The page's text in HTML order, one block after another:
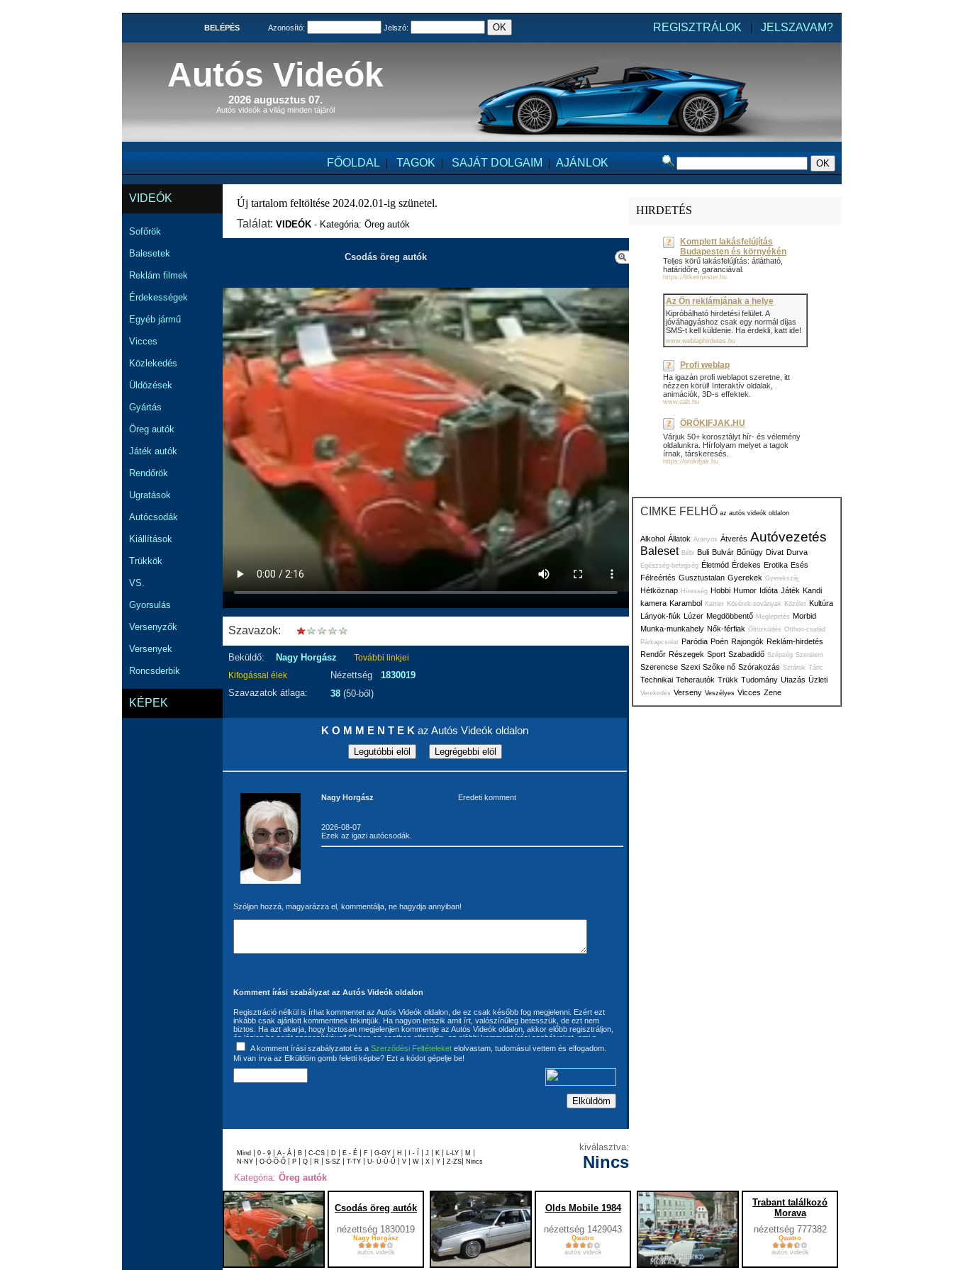
BELÉPÉS Azonosító: Jelszó: REGISZTRÁLOK | JELSZAVAM?
Autós Videók
2026 augusztus 07.
Autós videók a világ minden tájáról
FŐOLDAL | TAGOK | SAJÁT DOLGAIM | AJÁNLOK
VIDEÓK
Sofőrök
Balesetek
Reklám filmek
Érdekességek
Egyéb jármű
Vicces
Közlekedés
Üldözések
Gyártás
Öreg autók
Játék autók
Rendőrök
Ugratások
Autócsodák
Kiállítások
Trükkök
VS.
Gyorsulás
Versenyzők
Versenyek
Roncsderbik
KÉPEK
HIRDETÉS
Komplett lakásfelújítás
Budapesten és környékén
Teljes körű lakásfelújítás: átlátható,
határidőre, garanciával.
https://litkeimester.hu
Az Ön reklámjának a helye
Kipróbálható hirdetési felület. A
jóváhagyáshoz csak egy normál díjas
SMS-t kell küldenie. Ha érdekli, katt ide!
www.weblaphirdetes.hu
Profi weblap
Ha igazán profi weblapot szeretne, itt
nézzen körül! Interaktív oldalak,
animációk, 3D-s effektek.
www.oab.hu
ÖRÖKIFJAK.HU
Várjuk 50+ korosztályt hír- és vélemény
oldalunkra. Hírfolyam melyet a tagok
írnak, társkeresés.
https://orokifjak.hu
CIMKE FELHŐ az autós videók oldalon
Alkohol Állatok Aranyos Átverés Autóvezetés
Baleset Bébi Buli Bulvár Bűnügy Divat Durva
Egészség-betegség Életmód Érdekes Erotika Esés
Félreértés Gusztustalan Gyerekek Gyerekszáj
Hétköznap Híresség Hobbi Humor Idióta Játék Kandi
kamera Karambol Karrier Kövérek-soványak Közélet Kultúra
Lányok-fiúk Lúzer Megdöbbentő Meglepetés Morbid
Munka-munkahely Nők-férfiak Öltözködés Otthon-család
Párkapcsolat Paródia Poén Rajongók Reklám-hirdetés
Rendőr Részegek Sport Szabadidő Szépség Szerelem
Szerencse Szexi Szőke nő Szórakozás Sztárok Tánc
Technikai Teherautók Trükk Tudomány Utazás Üzleti
Verekedés Verseny Veszélyes Vicces Zene
Új tartalom feltöltése 2024.02.01-ig szünetel.
Találat: VIDEÓK - Kategória: Öreg autók
Csodás öreg autók
Szavazok:
Beküldő: Nagy Horgász
További linkjei
Kifogással élek
Nézettség
1830019
Szavazatok átlaga:
38 (50-ből)
K O M M E N T E K az Autós Videók oldalon
Nagy Horgász Eredeti komment
2026-08-07
Ezek az igazi autócsodák.
Szóljon hozzá, magyarázza el, kommentálja, ne hagydja annyiban!
Komment írási szabályzat az Autós Videók oldalon
Regisztráció nélkül is írhat kommentet az Autós Videók oldalon, de ez csak később fog megjelenni. Ezért ezt
inkább csak ajánlott kommentnek tekintjük. Ha nagyon tetszik amit írt, valószínűleg betesszük, de ezt nem
biztos. Ha azt akarja, hogy biztosan megjelenjen kommentje az Autós Videók oldalon, akkor előbb regisztráljon,
és lépjen be saját azonosítójával! Ebben az esetben elfogadja, az alábbi komment írási szabályokat, ami a
következő: A komment írója kijelenti, hogy kommentjébe nem használ megbotránkoztató kijelentéseket. A
felhasználó szavatol azért, hogy az általa írt kommentek harmadik személynek a szerzői és szomszédos
jogok jogvédelem alá eső jogait nem sértik, továbbá szavatol azért is, hogy az általa írt kommentek
felhasználási jogokkal rendelkezik. A szerzői és szomszédos jogok megsértéséből eredő valamennyi
kötelezettség kizárólag a komment íróját terhelik. A komment írója kijelenti, hogy ismeri és magára nézve
kötelezőnek tartja az Autós Videók oldalon található Általános szerződési feltételeket. Az üzemeltetőnek joga
van a bejegyzések módosítására és törlésére is. Ehhez a komment írójának előzetes hozzájárulása nem
szükséges. A komment írója hozzájárul ahhoz, hogy az általa írt kommentek tartalmát az oldal üzemeltetője
megváltoztatására, illetve teljes törlésére.
A komment írási szabályzatot és a Szerződési Feltételeket elolvastam, tudomásul vettem és elfogadom.
Mi van írva az Elküldöm gomb feletti képbe? Ezt a kódot gépelje be!
Mind | 0 - 9 | A - Á | B | C-CS | D | E - É | F | G-GY | H | I - Í | J | K | L-LY | M |
N-NY | O-Ó-Ö-Ő | P | Q | R | S-SZ | T-TY | U- Ú-Ü-Ű | V | W | X | Y | Z-ZS| Nincs
kiválasztva:
Nincs
Kategória: Öreg autók
Csodás öreg autók
nézettség 1830019
Nagy Horgász
autós videók
Olds Mobile 1984
nézettség 1429043
Qwatro
autós videók
Trabant találkozó
Morava
nézettség 777382
Qwatro
autós videók